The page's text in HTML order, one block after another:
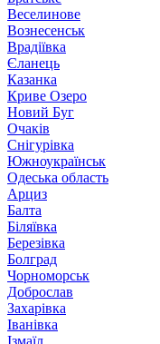
Веселинове
Вознесенськ
Врадіївка
Єланець
Казанка
Криве Озеро
Новий Буг
Очаків
Снігурівка
Южноукраїнськ
Одеська область
Арциз
Балта
Біляївка
Березівка
Болград
Чорноморськ
Доброслав
Захарівка
Іванівка
Ізмаїл